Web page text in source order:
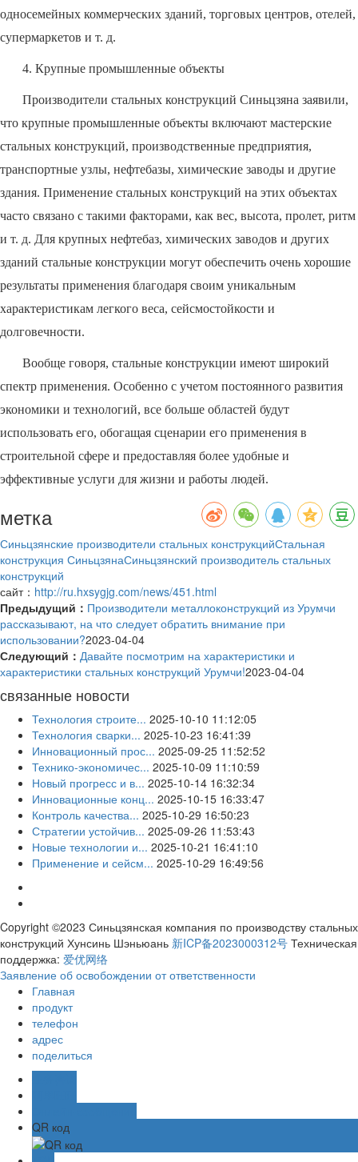
односемейных коммерческих зданий, торговых центров, отелей,
супермаркетов и т. д.
4. Крупные промышленные объекты
Производители стальных конструкций Синьцзяна заявили,
что крупные промышленные объекты включают мастерские
стальных конструкций, производственные предприятия,
транспортные узлы, нефтебазы, химические заводы и другие
здания. Применение стальных конструкций на этих объектах
часто связано с такими факторами, как вес, высота, пролет, ритм
и т. д. Для крупных нефтебаз, химических заводов и других
зданий стальные конструкции могут обеспечить очень хорошие
результаты применения благодаря своим уникальным
характеристикам легкого веса, сейсмостойкости и
долговечности.
Вообще говоря, стальные конструкции имеют широкий
спектр применения. Особенно с учетом постоянного развития
экономики и технологий, все больше областей будут
использовать его, обогащая сценарии его применения в
строительной сфере и предоставляя более удобные и
эффективные услуги для жизни и работы людей.
метка
Синьцзянские производители стальных конструкцийСтальная
конструкция СиньцзянаСиньцзянский производитель стальных
конструкций
сайт： http://ru.hxsygjg.com/news/451.html
Предыдущий： Производители металлоконструкций из Урумчи
рассказывают, на что следует обратить внимание при
использовании?2023-04-04
Следующий： Давайте посмотрим на характеристики и
характеристики стальных конструкций Урумчи!2023-04-04
связанные новости
Технология строите... 2025-10-10 11:12:05
Технология сварки... 2025-10-23 16:41:39
Инновационный прос... 2025-09-25 11:52:52
Технико-экономичес... 2025-10-09 11:10:59
Новый прогресс и в... 2025-10-14 16:32:34
Инновационные конц... 2025-10-15 16:33:47
Контроль качества... 2025-10-29 16:50:23
Стратегии устойчив... 2025-09-26 11:53:43
Новые технологии и... 2025-10-21 16:41:10
Применение и сейсм... 2025-10-29 16:49:56
Copyright ©2023 Синьцзянская компания по производству стальных
конструкций Хунсинь Шэньюань 新ICP备2023000312号 Техническая
поддержка: 爱优网络
Заявление об освобождении от ответственности
Главная
продукт
телефон
адрес
поделиться
QR код